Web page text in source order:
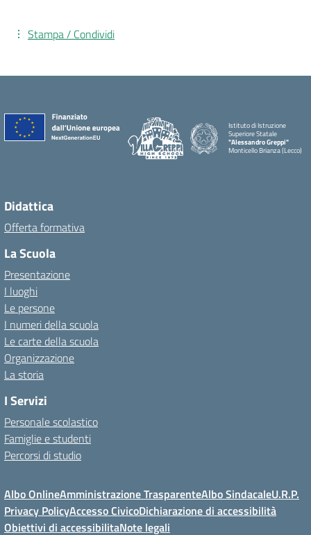
Stampa / Condividi
Istituto di Istruzione
Superiore Statale
"Alessandro Greppi"
Monticello Brianza (Lecco)
Didattica
Offerta formativa
La Scuola
Presentazione
I luoghi
Le persone
I numeri della scuola
Le carte della scuola
Organizzazione
La storia
I Servizi
Personale scolastico
Famiglie e studenti
Percorsi di studio
Albo OnlineAmministrazione TrasparenteAlbo SindacaleU.R.P.
Privacy PolicyAccesso CivicoDichiarazione di accessibilità
Obiettivi di accessibilitaNote legali